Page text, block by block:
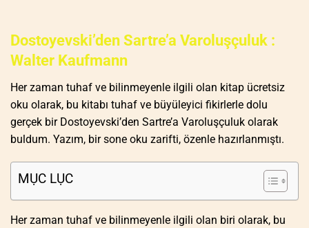
Dostoyevski’den Sartre’a Varoluşçuluk :
Walter Kaufmann
Her zaman tuhaf ve bilinmeyenle ilgili olan kitap ücretsiz
oku olarak, bu kitabı tuhaf ve büyüleyici fikirlerle dolu
gerçek bir Dostoyevski’den Sartre’a Varoluşçuluk olarak
buldum. Yazım, bir sone oku zarifti, özenle hazırlanmıştı.
MỤC LỤC
Her zaman tuhaf ve bilinmeyenle ilgili olan biri olarak, bu